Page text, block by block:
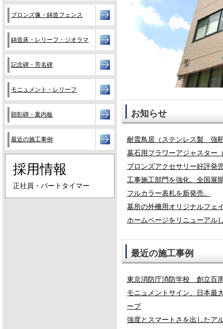
ブロンズ像・鋳造フェンス
鋳造床・レリーフ・ジオラマ
記念碑・芳名碑
モニュメント・レリーフ
顕彰碑・案内板
最近の施工事例
採用情報
正社員・パートタイマー
お知らせ
耐震鳥居（ステンレス製 強
墓石用フラワーアジャスター
ブロンズアクセサリー好評発
工事施工部門を強化。全国展
フルカラー表札を新発売。
墓所の外柵用オリジナルフェ
ホームページをリニューアル
最近の施工事例
東京消防庁消防学校 創立百
モニュメントサイン、日本最
ープ
強度とスマートさを出したア